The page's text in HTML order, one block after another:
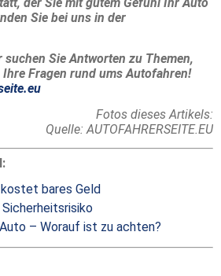
Sie bei uns in der
suchen Sie Antworten zu Themen,
Fragen rund ums Autofahren!
Fotos dieses Artikels:
Quelle: AUTOFAHRERSEITE.EU
bares Geld
– Worauf ist zu achten?